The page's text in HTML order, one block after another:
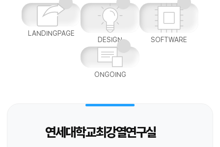
LANDINGPAGE
DESIGN
SOFTWARE
ONGOING
연세대학교최강열연구실